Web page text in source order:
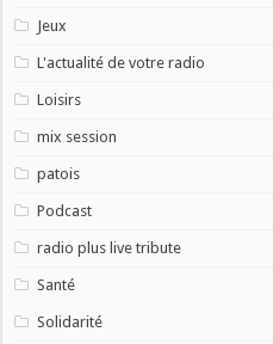
Jeux
L'actualité de votre radio
Loisirs
mix session
patois
Podcast
radio plus live tribute
Santé
Solidarité